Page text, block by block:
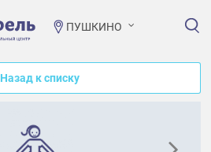
ПУШКИНО
Назад к списку